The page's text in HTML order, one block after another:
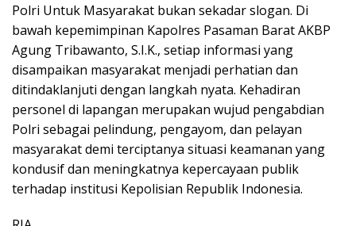
Polri Untuk Masyarakat bukan sekadar slogan. Di
bawah kepemimpinan Kapolres Pasaman Barat AKBP
Agung Tribawanto, S.I.K., setiap informasi yang
disampaikan masyarakat menjadi perhatian dan
ditindaklanjuti dengan langkah nyata. Kehadiran
personel di lapangan merupakan wujud pengabdian
Polri sebagai pelindung, pengayom, dan pelayan
masyarakat demi terciptanya situasi keamanan yang
kondusif dan meningkatnya kepercayaan publik
terhadap institusi Kepolisian Republik Indonesia.